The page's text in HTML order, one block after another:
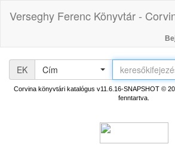
Verseghy Ferenc Könyvtár -
EK Cím
Corvina könyvtári katalógus v11.6.16-SNAPSHOT©
fenntartva.